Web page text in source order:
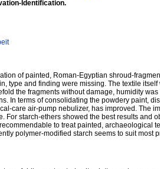
Identification.
of painted, Roman-Egyptian shroud-
type and finding were missing. The textile itself
the fragments without damage, humidity was
In terms of consolidating the powdery paint,
care air-pump nebulizer, has improved. The
For starch-ethers showed the best results and
to treat painted, archaeological
polymer-modified starch seems to suit most